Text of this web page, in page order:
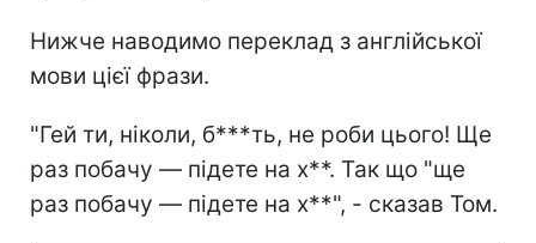
Нижче наводимо переклад з англійської
мови цієї фрази.
"Гей ти, ніколи, б***ть, не роби цього! Ще
раз побачу — підете на х**. Так що "ще
раз побачу — підете на х**", - сказав Том.